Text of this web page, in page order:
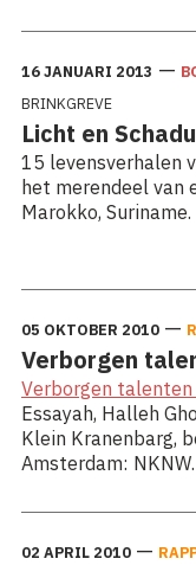
16 JANUARI 2013 —
BRINKGREVE
Licht en
15 levensverhalen
het merendeel van
Marokko, Suriname.
05 OKTOBER 2010 —
Verborgen
Verborgen
Essayah, Halleh
Klein Kranenbarg,
Amsterdam: NKNW.
02 APRIL 2010 —